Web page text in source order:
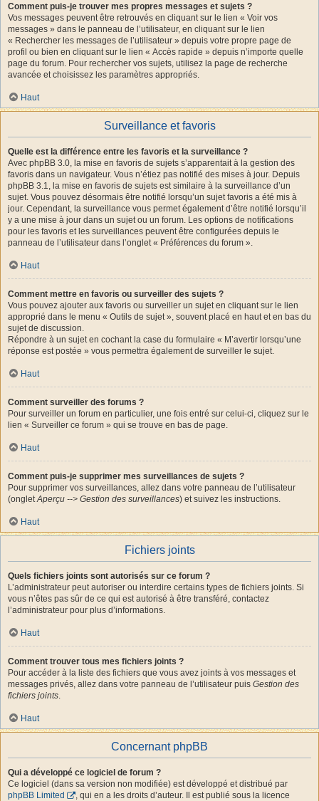
Comment puis-je trouver mes propres messages et sujets ?
Vos messages peuvent être retrouvés en cliquant sur le lien « Voir vos
messages » dans le panneau de l’utilisateur, en cliquant sur le lien
« Rechercher les messages de l’utilisateur » depuis votre propre page de
profil ou bien en cliquant sur le lien « Accès rapide » depuis n’importe quelle
page du forum. Pour rechercher vos sujets, utilisez la page de recherche
avancée et choisissez les paramètres appropriés.
Haut
Surveillance et favoris
Quelle est la différence entre les favoris et la surveillance ?
Avec phpBB 3.0, la mise en favoris de sujets s’apparentait à la gestion des
favoris dans un navigateur. Vous n’étiez pas notifié des mises à jour. Depuis
phpBB 3.1, la mise en favoris de sujets est similaire à la surveillance d’un
sujet. Vous pouvez désormais être notifié lorsqu’un sujet favoris a été mis à
jour. Cependant, la surveillance vous permet également d’être notifié lorsqu’il
y a une mise à jour dans un sujet ou un forum. Les options de notifications
pour les favoris et les surveillances peuvent être configurées depuis le
panneau de l’utilisateur dans l’onglet « Préférences du forum ».
Haut
Comment mettre en favoris ou surveiller des sujets ?
Vous pouvez ajouter aux favoris ou surveiller un sujet en cliquant sur le lien
approprié dans le menu « Outils de sujet », souvent placé en haut et en bas du
sujet de discussion.
Répondre à un sujet en cochant la case du formulaire « M’avertir lorsqu’une
réponse est postée » vous permettra également de surveiller le sujet.
Haut
Comment surveiller des forums ?
Pour surveiller un forum en particulier, une fois entré sur celui-ci, cliquez sur le
lien « Surveiller ce forum » qui se trouve en bas de page.
Haut
Comment puis-je supprimer mes surveillances de sujets ?
Pour supprimer vos surveillances, allez dans votre panneau de l’utilisateur
(ongletAperçu --> Gestion des surveillances) et suivez les instructions.
Haut
Fichiers joints
Quels fichiers joints sont autorisés sur ce forum ?
L’administrateur peut autoriser ou interdire certains types de fichiers joints. Si
vous n’êtes pas sûr de ce qui est autorisé à être transféré, contactez
l’administrateur pour plus d’informations.
Haut
Comment trouver tous mes fichiers joints ?
Pour accéder à la liste des fichiers que vous avez joints à vos messages et
messages privés, allez dans votre panneau de l’utilisateur puis Gestion des
fichiers joints.
Haut
Concernant phpBB
Qui a développé ce logiciel de forum ?
Ce logiciel (dans sa version non modifiée) est développé et distribué par
phpBB Limited
, qui en a les droits d’auteur. Il est publié sous la licence